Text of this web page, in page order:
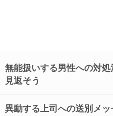
無能扱いする男性への対
見返そう
異動する上司への送別メッ